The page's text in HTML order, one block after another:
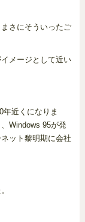
さにそういったご
メージとして近い
年近くになりま
Windows 95が発
ット黎明期に会社